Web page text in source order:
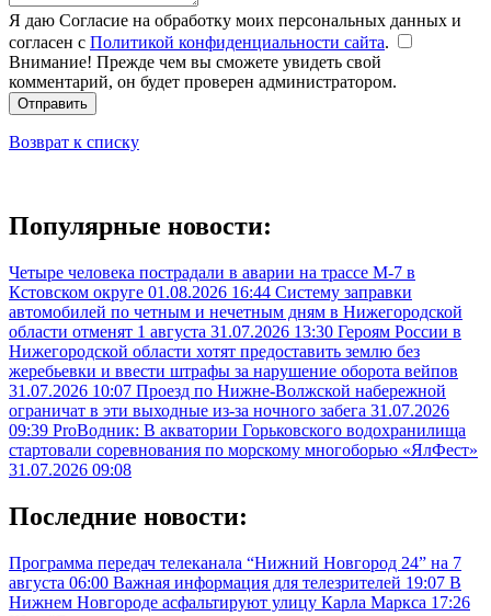
Я даю Согласие на обработку моих персональных данных и
согласен с Политикой конфиденциальности сайта.
Внимание! Прежде чем вы сможете увидеть свой
комментарий, он будет проверен администратором.
Отправить
Возврат к списку
Популярные новости:
Четыре человека пострадали в аварии на трассе М-7 в
Кстовском округе 01.08.2026 16:44 Систему заправки
автомобилей по четным и нечетным дням в Нижегородской
области отменят 1 августа 31.07.2026 13:30 Героям России в
Нижегородской области хотят предоставить землю без
жеребьевки и ввести штрафы за нарушение оборота вейпов
31.07.2026 10:07 Проезд по Нижне-Волжской набережной
ограничат в эти выходные из-за ночного забега 31.07.2026
09:39 ProВодник: В акватории Горьковского водохранилища
стартовали соревнования по морскому многоборью «ЯлФест»
31.07.2026 09:08
Последние новости:
Программа передач телеканала “Нижний Новгород 24” на 7
августа 06:00 Важная информация для телезрителей 19:07 В
Нижнем Новгороде асфальтируют улицу Карла Маркса 17:26